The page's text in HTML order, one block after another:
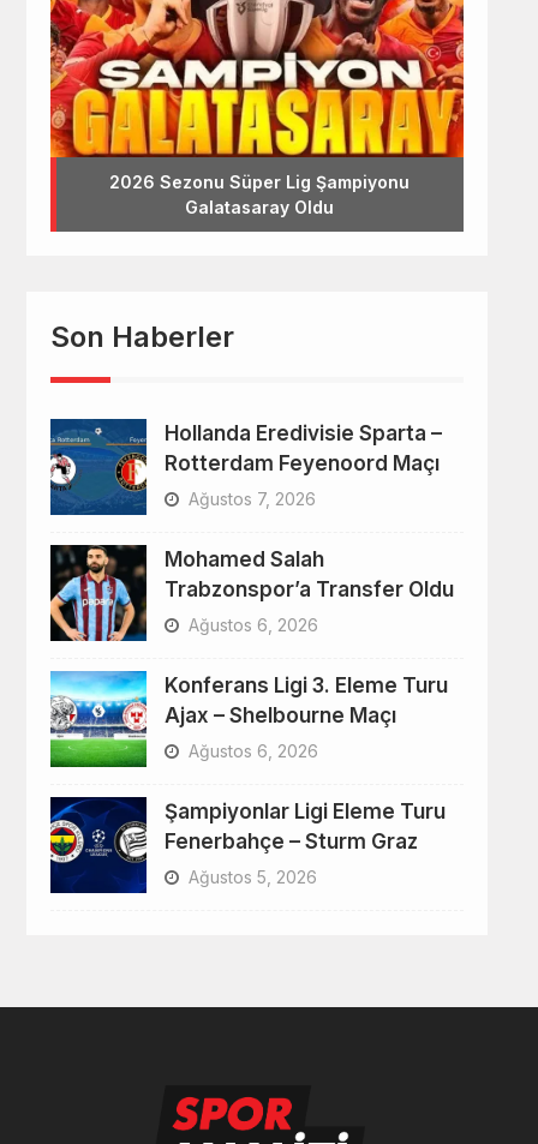
2026 Sezonu Süper Lig Şampiyonu
Galatasaray Oldu
Son Haberler
Hollanda Eredivisie Sparta –
Rotterdam Feyenoord Maçı
Ağustos 7, 2026
Mohamed Salah
Trabzonspor’a Transfer Oldu
Ağustos 6, 2026
Konferans Ligi 3. Eleme Turu
Ajax – Shelbourne Maçı
Ağustos 6, 2026
Şampiyonlar Ligi Eleme Turu
Fenerbahçe – Sturm Graz
Ağustos 5, 2026